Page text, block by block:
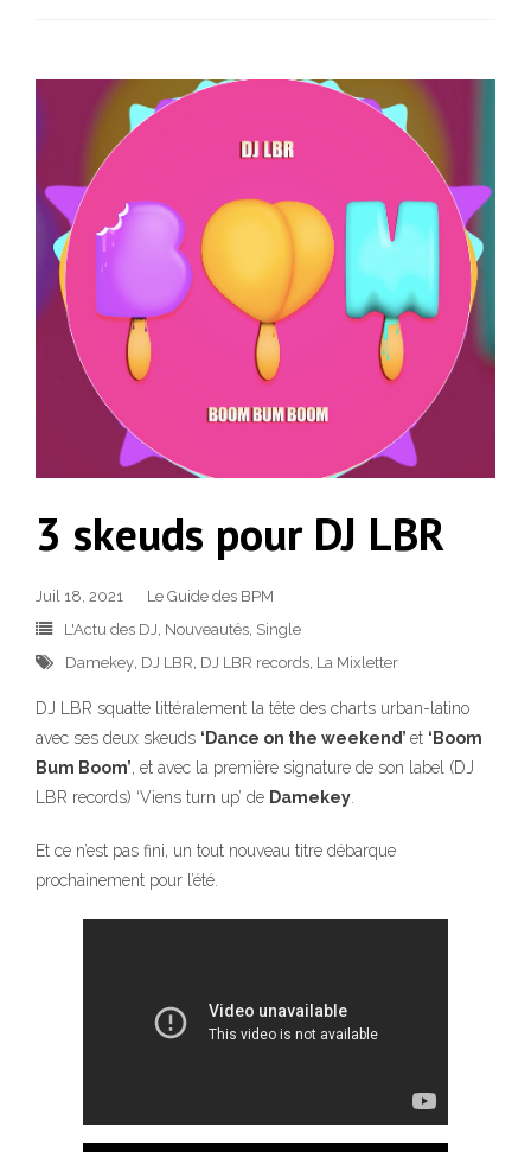
3 skeuds pour DJ LBR
Juil 18, 2021
Le Guide des BPM
L'Actu des DJ, Nouveautés, Single
Damekey, DJ LBR, DJ LBR records, La Mixletter
DJ LBR squatte littéralement la tête des charts urban-latino
avec ses deux skeuds ‘Dance on the weekend’ et ‘Boom
Bum Boom’, et avec la première signature de son label (DJ
LBR records) ‘Viens turn up’ de Damekey.
Et ce n’est pas fini, un tout nouveau titre débarque
prochainement pour l’été.